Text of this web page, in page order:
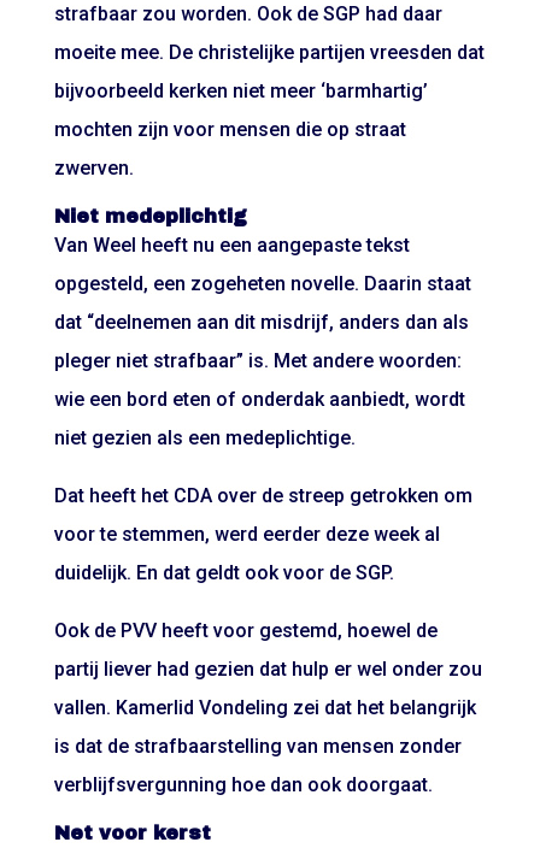
strafbaar zou worden. Ook de SGP had daar
moeite mee. De christelijke partijen vreesden dat
bijvoorbeeld kerken niet meer ‘barmhartig’
mochten zijn voor mensen die op straat
zwerven.
Niet medeplichtig
Van Weel heeft nu een aangepaste tekst
opgesteld, een zogeheten novelle. Daarin staat
dat “deelnemen aan dit misdrijf, anders dan als
pleger niet strafbaar” is. Met andere woorden:
wie een bord eten of onderdak aanbiedt, wordt
niet gezien als een medeplichtige.
Dat heeft het CDA over de streep getrokken om
voor te stemmen, werd eerder deze week al
duidelijk. En dat geldt ook voor de SGP.
Ook de PVV heeft voor gestemd, hoewel de
partij liever had gezien dat hulp er wel onder zou
vallen. Kamerlid Vondeling zei dat het belangrijk
is dat de strafbaarstelling van mensen zonder
verblijfsvergunning hoe dan ook doorgaat.
Net voor kerst